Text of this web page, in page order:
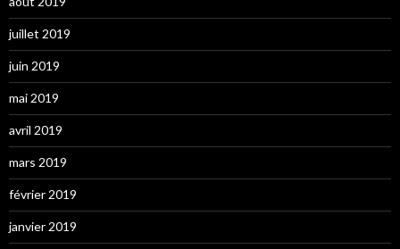
juillet 2019
juin 2019
mai 2019
avril 2019
mars 2019
février 2019
janvier 2019